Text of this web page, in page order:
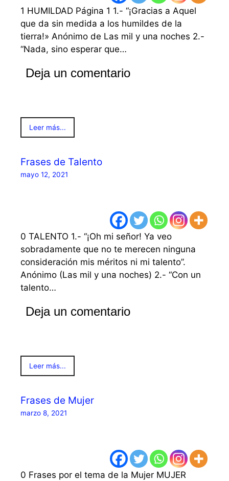
1 HUMILDAD Página 1 1.- “¡Gracias a Aquel
que da sin medida a los humildes de la
tierra!» Anónimo de Las mil y una noches 2.-
“Nada, sino esperar que…
Deja un comentario
Leer más...
Frases de Talento
mayo 12, 2021
0 TALENTO 1.- “¡Oh mi señor! Ya veo
sobradamente que no te merecen ninguna
consideración mis méritos ni mi talento”.
Anónimo (Las mil y una noches) 2.- “Con un
talento…
Deja un comentario
Leer más...
Frases de Mujer
marzo 8, 2021
0 Frases por el tema de la Mujer MUJER